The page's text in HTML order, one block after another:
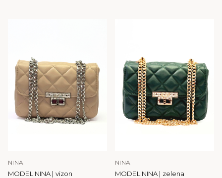
NINA
MODEL NINA | vizon
NINA
MODEL NINA | zelena